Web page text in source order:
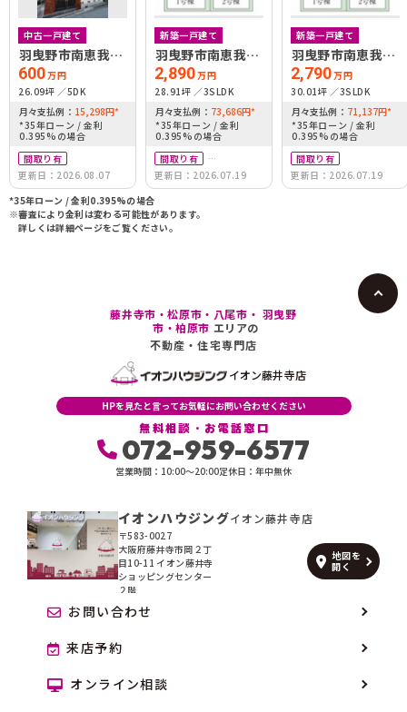
中古一戸建て
羽曳野市南恵我之
荘5丁目
600万円
26.09坪
5DK
月々支払例： 15,298円*
*35年ローン / 金利
0.395%の場合
間取り有
更新日：2026.08.07
新築一戸建て
羽曳野市南恵我之
荘4丁目
2,890万円
28.91坪
3SLDK
月々支払例： 73,686円*
*35年ローン / 金利
0.395%の場合
間取り有
駐車場2台可
更新日：2026.07.19
新築一戸建て
羽曳野市南恵我之
荘4丁目
2,790万円
30.01坪
3SLDK
月々支払例： 71,137円*
*35年ローン / 金利
0.395%の場合
間取り有
更新日：2026.07.19
*35年ローン / 金利0.395%の場合
※審査により金利は変わる可能性があります。
詳しくは詳細ページをご覧ください。
藤井寺市・松原市・八尾市・ 羽曳野
市・柏原市 エリアの
不動産・住宅専門店
イオン藤井寺店
HPを見たと言ってお気軽にお問い合わせください
無料相談・お電話窓口
072-959-6577
営業時間：10:00〜20:00定休日：年中無休
イオンハウジングイオン藤井寺店
〒583-0027
大阪府藤井寺市岡２丁
目10-11 イオン藤井寺
ショッピングセンター
２階
地図を
開く
お問い合わせ
来店予約
オンライン相談